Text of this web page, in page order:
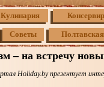
Кулинария
Советы
– на встречу
Holiday.by презентует